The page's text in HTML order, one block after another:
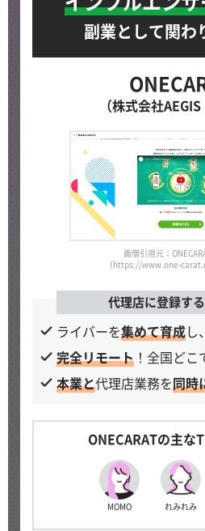
副業として関わ
（株式会社AEGIS
画僧引用元：
（https://www.one-
代理店に登録す
ライバーを集めて育成し
完全リモート ！全国ど
本業と代理店業務を同時
ONECARATの主な
MOMO れみれみ